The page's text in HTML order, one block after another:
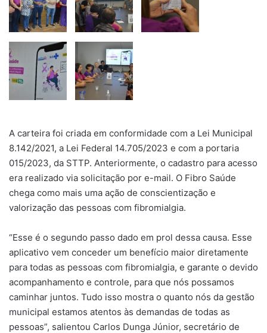
A carteira foi criada em conformidade com a Lei Municipal
8.142/2021, a Lei Federal 14.705/2023 e com a portaria
015/2023, da STTP. Anteriormente, o cadastro para acesso
era realizado via solicitação por e-mail. O Fibro Saúde
chega como mais uma ação de conscientização e
valorização das pessoas com fibromialgia.
“Esse é o segundo passo dado em prol dessa causa. Esse
aplicativo vem conceder um benefício maior diretamente
para todas as pessoas com fibromialgia, e garante o devido
acompanhamento e controle, para que nós possamos
caminhar juntos. Tudo isso mostra o quanto nós da gestão
municipal estamos atentos às demandas de todas as
pessoas”, salientou Carlos Dunga Júnior, secretário de